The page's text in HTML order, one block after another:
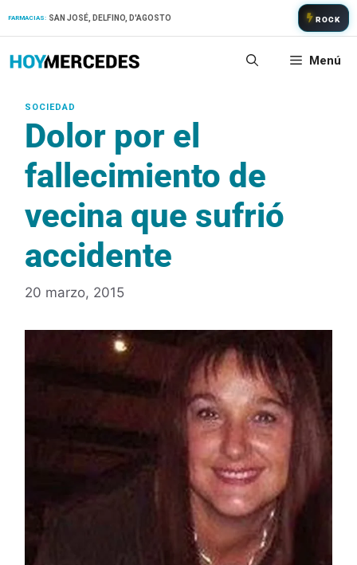
FARMACIAS: SAN JOSÉ, DELFINO, D'AGOSTO ROCK
Menú
Dolor por el
fallecimiento de
vecina que sufrió
accidente
20 marzo, 2015